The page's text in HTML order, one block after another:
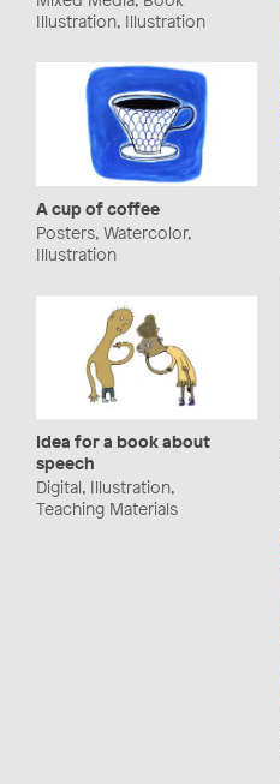
Illustration, Illustration
A cup of coffee
Posters, Watercolor,
Illustration
Idea for a book about
speech
Digital, Illustration,
Teaching Materials